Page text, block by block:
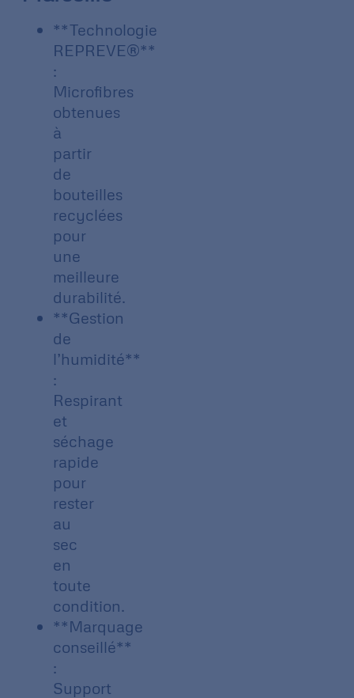
**Technologie
REPREVE®**
:
Microfibres
obtenues
à
partir
de
bouteilles
recyclées
pour
une
meilleure
durabilité.
**Gestion
de
l’humidité**
:
Respirant
et
séchage
rapide
pour
rester
au
sec
en
toute
condition.
**Marquage
conseillé**
:
Support